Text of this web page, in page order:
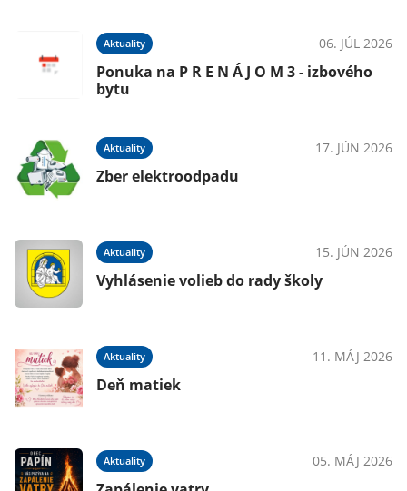
Aktuality 06. JÚL 2026
Ponuka na P R E N Á J O M 3 - izbového
bytu
Aktuality 17. JÚN 2026
Zber elektroodpadu
Aktuality 15. JÚN 2026
Vyhlásenie volieb do rady školy
Aktuality 11. MÁJ 2026
Deň matiek
Aktuality 05. MÁJ 2026